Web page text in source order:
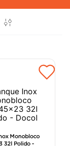
Monobloco
32l Polido -